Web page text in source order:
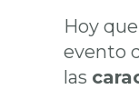
Hoy
evento
las